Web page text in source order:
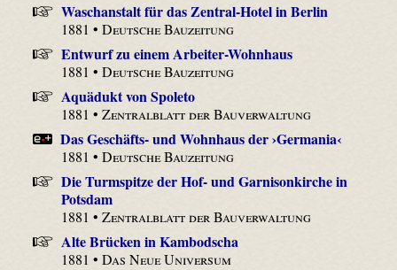
Waschanstalt für das Zentral-Hotel in Berlin
1881 •Deutsche Bauzeitung
Entwurf zu einem Arbeiter-Wohnhaus
1881 •Deutsche Bauzeitung
Aquädukt von Spoleto
1881 •Zentralblatt der Bauverwaltung
Das Geschäfts- und Wohnhaus der ›Germania‹
1881 •Deutsche Bauzeitung
Die Turmspitze der Hof- und Garnisonkirche in
Potsdam
1881 •Zentralblatt der Bauverwaltung
Alte Brücken in Kambodscha
1881 •Das Neue Universum